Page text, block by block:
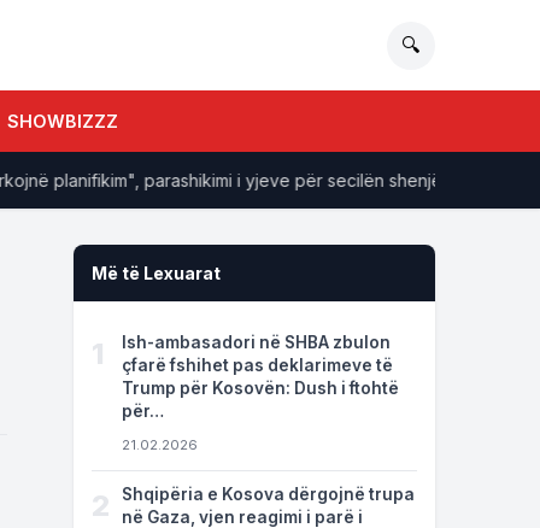
🔍
SHOWBIZZZ
planifikim", parashikimi i yjeve për secilën shenjë Horoskopi
Më të Lexuarat
1
Ish-ambasadori në SHBA zbulon
çfarë fshihet pas deklarimeve të
Trump për Kosovën: Dush i ftohtë
për…
21.02.2026
2
Shqipëria e Kosova dërgojnë trupa
në Gaza, vjen reagimi i parë i